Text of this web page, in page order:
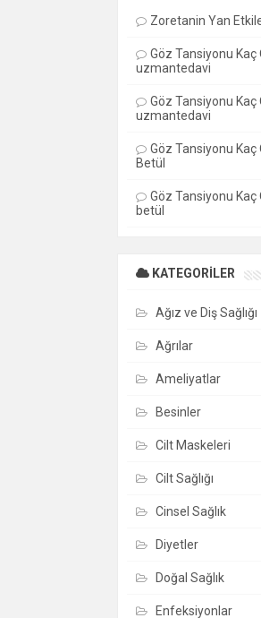
Zoretanin Yan
Göz Tansiyonu Kaç
uzmantedavi
Göz Tansiyonu Kaç
uzmantedavi
Göz Tansiyonu Kaç
Betül
Göz Tansiyonu Kaç
betül
KATEGORILER
Ağız ve Diş Sağlığı
Ağrılar
Ameliyatlar
Besinler
Cilt Maskeleri
Cilt Sağlığı
Cinsel Sağlık
Diyetler
Doğal Sağlık
Enfeksiyonlar